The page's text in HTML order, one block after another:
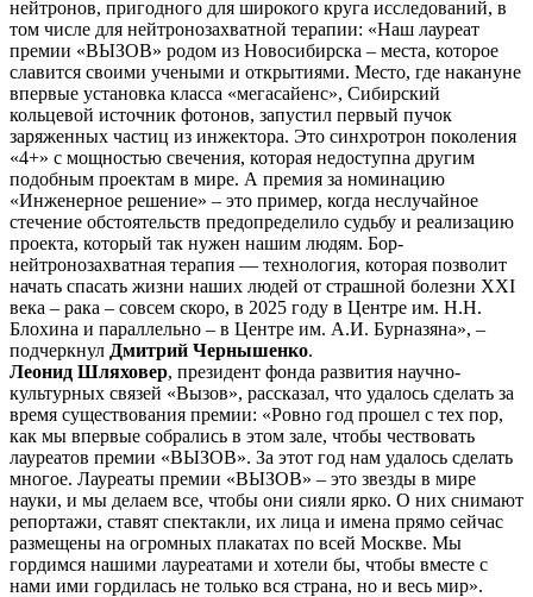
нейтронов, пригодного для широкого круга исследований, в
том числе для нейтронозахватной терапии: «Наш лауреат
премии «ВЫЗОВ» родом из Новосибирска – места, которое
славится своими учеными и открытиями. Место, где накануне
впервые установка класса «мегасайенс», Сибирский
кольцевой источник фотонов, запустил первый пучок
заряженных частиц из инжектора. Это синхротрон поколения
«4+» с мощностью свечения, которая недоступна другим
подобным проектам в мире. А премия за номинацию
«Инженерное решение» – это пример, когда неслучайное
стечение обстоятельств предопределило судьбу и реализацию
проекта, который так нужен нашим людям. Бор-
нейтронозахватная терапия — технология, которая позволит
начать спасать жизни наших людей от страшной болезни XXI
века – рака – совсем скоро, в 2025 году в Центре им. Н.Н.
Блохина и параллельно – в Центре им. А.И. Бурназяна», –
подчеркнул Дмитрий Чернышенко.
Леонид Шляховер, президент фонда развития научно-
культурных связей «Вызов», рассказал, что удалось сделать за
время существования премии: «Ровно год прошел с тех пор,
как мы впервые собрались в этом зале, чтобы чествовать
лауреатов премии «ВЫЗОВ». За этот год нам удалось сделать
многое. Лауреаты премии «ВЫЗОВ» – это звезды в мире
науки, и мы делаем все, чтобы они сияли ярко. О них снимают
репортажи, ставят спектакли, их лица и имена прямо сейчас
размещены на огромных плакатах по всей Москве. Мы
гордимся нашими лауреатами и хотели бы, чтобы вместе с
нами ими гордилась не только вся страна, но и весь мир».